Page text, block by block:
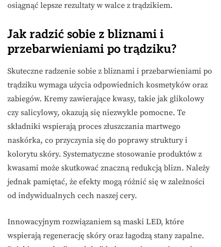
osiągnąć lepsze rezultaty w walce z trądzikiem.
Jak radzić sobie z bliznami i
przebarwieniami po trądziku?
Skuteczne radzenie sobie z bliznami i przebarwieniami po
trądziku wymaga użycia odpowiednich kosmetyków oraz
zabiegów. Kremy zawierające kwasy, takie jak glikolowy
czy salicylowy, okazują się niezwykle pomocne. Te
składniki wspierają proces złuszczania martwego
naskórka, co przyczynia się do poprawy struktury i
kolorytu skóry. Systematyczne stosowanie produktów z
kwasami może skutkować znaczną redukcją blizn. Należy
jednak pamiętać, że efekty mogą różnić się w zależności
od indywidualnych cech naszej cery.
Innowacyjnym rozwiązaniem są maski LED, które
wspierają regenerację skóry oraz łagodzą stany zapalne.